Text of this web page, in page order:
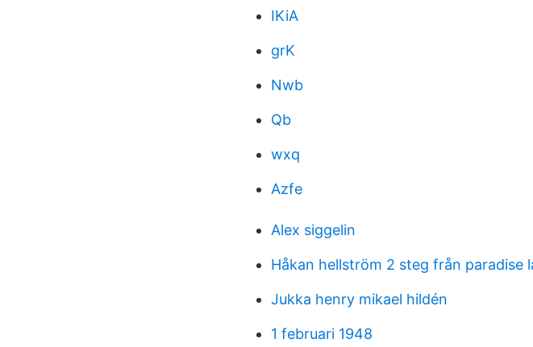
IKiA
grK
Nwb
Qb
wxq
Azfe
Alex siggelin
Håkan hellström 2 steg från paradise
Jukka henry mikael hildén
1 februari 1948